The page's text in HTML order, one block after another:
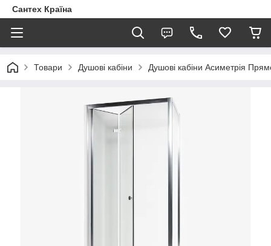
Сантех Країна
Товари Душові кабіни Душові кабіни Асиметрія